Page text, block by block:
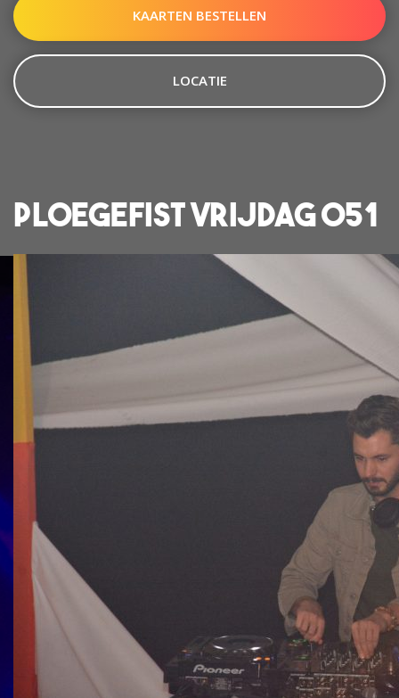
KAARTEN BESTELLEN
LOCATIE
Ploegefist Vrijdag 051